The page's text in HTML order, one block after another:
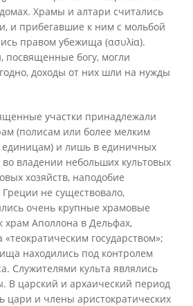
Храмы и алтари считались
и прибегавшие к ним с мольбой
правом убежища (ασυλἰα).
посвященные богу, могли
доходы от них шли на нужды
участки принадлежали
(полисам или более мелким
и лишь в единичных
во владении небольших культовых
хозяйств, наподобие
не существовало,
очень крупные храмовые
храм Аполлона в Дельфах,
государством»;
находились под контролем
Служителями культа являлись
В царский и архаический период
цари и члены аристократических